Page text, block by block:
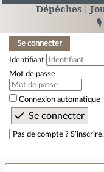
Dépêches
Se connecter
Identifiant
Mot de passe
Connexion automatique
Pas de compte ?